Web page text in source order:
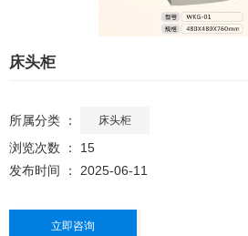
床头柜
所属分类 ： 床头柜
浏览次数 ： 15
发布时间 ： 2025-06-11
立即咨询